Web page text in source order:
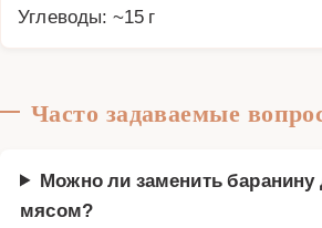
Углеводы: ~15 г
Часто задаваемые
Можно ли заменить баранину
мясом?